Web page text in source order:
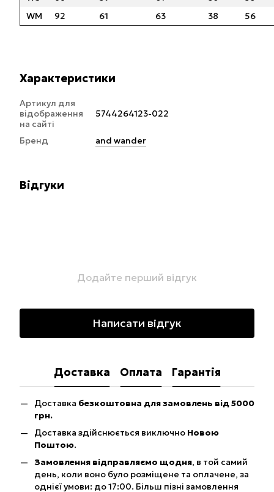
WM
92 61 63 38 56
Характеристики
Артикул для
відображення
на сайті
5744264123-022
Бренд and wander
Відгуки
Додайте перший відгук
Написати відгук
Доставка Оплата Гарантія
Доставка безкоштовна для замовлень від 5000
грн.
Доставка здійснюється виключно Новою
Поштою.
Замовлення відправляємо щодня, в той самий
день, коли воно було розміщене та оплачене, за
однієї умови: до 17:00. Більш пізні замовлення